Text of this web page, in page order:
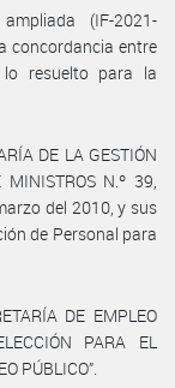
(IF-2021-
concordancia entre
resuelto para la
DE LA GESTIÓN
N.º 39,
del 2010, y sus
de Personal para
DE EMPLEO
PARA EL
PÚBLICO”.